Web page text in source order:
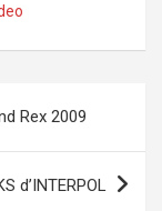
Rex 2009
d’INTERPOL